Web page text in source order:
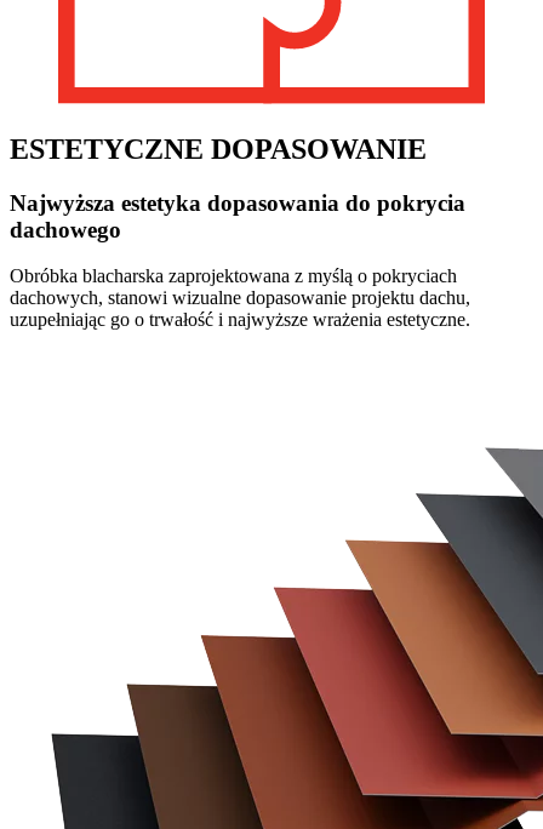
ESTETYCZNE DOPASOWANIE
Najwyższa estetyka dopasowania do pokrycia
dachowego
Obróbka blacharska zaprojektowana z myślą o pokryciach
dachowych, stanowi wizualne dopasowanie projektu dachu,
uzupełniając go o trwałość i najwyższe wrażenia estetyczne.